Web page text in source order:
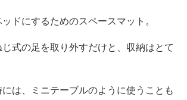
ドにするためのスペースマット。
式の足を取り外すだけと、収納はとて
は、ミニテーブルのように使うことも